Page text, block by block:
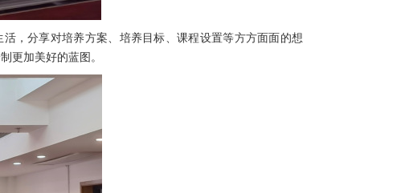
，分享对培养方案、培养目标、课程设置等方方面面的想
更加美好的蓝图。